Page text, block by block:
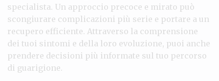
specialista. Un approccio precoce e mirato può
scongiurare complicazioni più serie e portare a un
recupero efficiente. Attraverso la comprensione
dei tuoi sintomi e della loro evoluzione, puoi anche
prendere decisioni più informate sul tuo percorso
di guarigione.